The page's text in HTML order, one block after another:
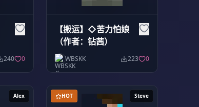
240 0
【搬运】◇苦力怕娘
（作者：钻茜）
WBSKK 223 0
Alex Steve
HOT